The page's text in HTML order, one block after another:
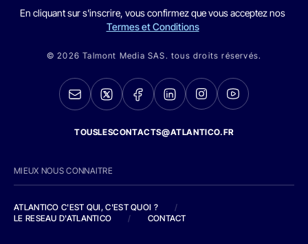
En cliquant sur s'inscrire, vous confirmez que vous acceptez nos
Termes et Conditions
© 2026 Talmont Media SAS. tous droits réservés.
TOUSLESCONTACTS@ATLANTICO.FR
MIEUX NOUS CONNAITRE
ATLANTICO C'EST QUI, C'EST QUOI ?
/
LE RESEAU D'ATLANTICO
/ CONTACT